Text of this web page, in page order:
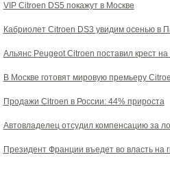
VIP Citroen DS5 покажут в Москве
Кабриолет Citroen DS3 увидим осенью в
Альянс Peugeot Citroen поставил крест на
В Москве готовят мировую премьеру
Продажи Citroen в России: 44% прироста
Автовладелец отсудил компенсацию за
Президент Франции въедет во власть на